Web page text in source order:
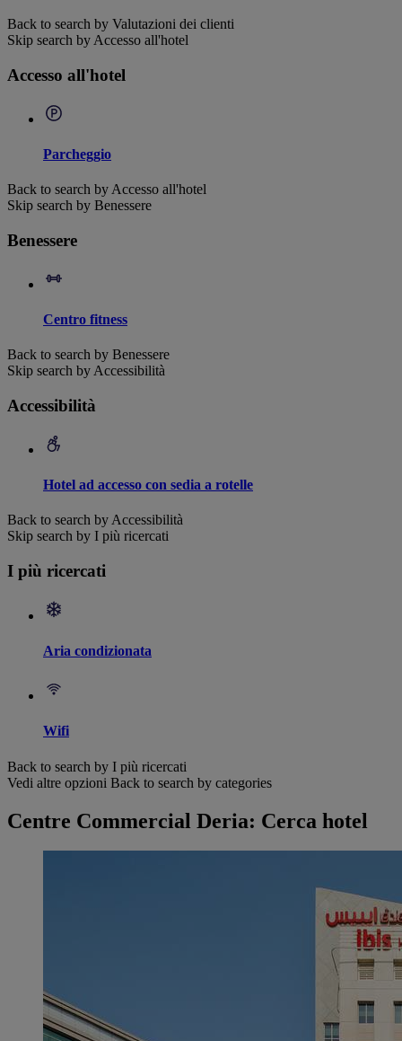
Back to search by Valutazioni dei clienti
Skip search by Accesso all'hotel
Accesso all'hotel
Parcheggio
Back to search by Accesso all'hotel
Skip search by Benessere
Benessere
Centro fitness
Back to search by Benessere
Skip search by Accessibilità
Accessibilità
Hotel ad accesso con sedia a rotelle
Back to search by Accessibilità
Skip search by I più ricercati
I più ricercati
Aria condizionata
Wifi
Back to search by I più ricercati
Vedi altre opzioni Back to search by categories
Centre Commercial Deria: Cerca hotel